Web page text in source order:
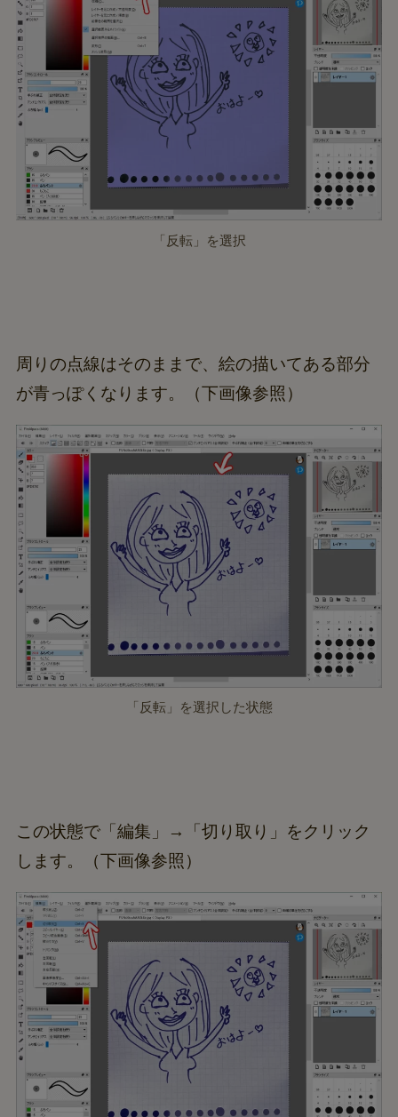
「反転」を選択
周りの点線はそのままで、絵の描いてある部分
が青っぽくなります。（下画像参照）
「反転」を選択した状態
この状態で「編集」→「切り取り」をクリック
します。（下画像参照）